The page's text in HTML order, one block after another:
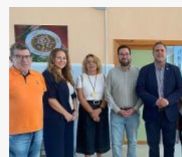
El
Andaluz
de
la
Juventud
impulsa
en
Almería